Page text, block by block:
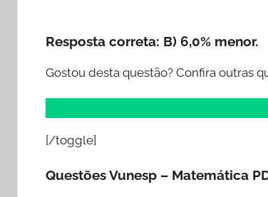
Resposta correta: B) 6,0% menor.
Gostou desta questão? Confira outras
[/toggle]
Questões Vunesp – Matemática